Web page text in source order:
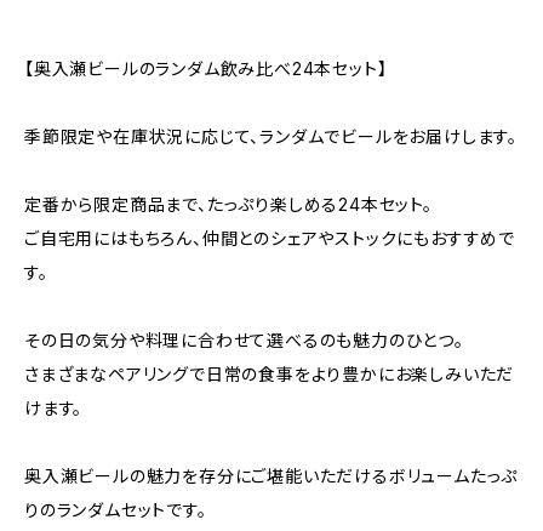
【奥入瀬ビールのランダム飲み比べ24本セット】
季節限定や在庫状況に応じて、ランダムでビールをお届けします。
定番から限定商品まで、たっぷり楽しめる24本セット。
ご自宅用にはもちろん、仲間とのシェアやストックにもおすすめで
す。
その日の気分や料理に合わせて選べるのも魅力のひとつ。
さまざまなペアリングで日常の食事をより豊かにお楽しみいただ
けます。
奥入瀬ビールの魅力を存分にご堪能いただけるボリュームたっぷ
りのランダムセットです。